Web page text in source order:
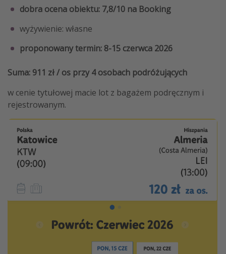
dobra ocena obiektu: 7,8/10 na Booking
wyżywienie: własne
proponowany termin: 8-15 czerwca 2026
Suma: 911 zł / os przy 4 osobach podróżujących
w cenie tytułowej macie lot z bagażem podręcznym i
rejestrowanym.